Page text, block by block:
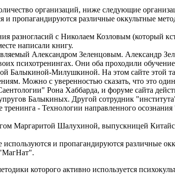
организаций, ниже следующие
пропагандируются различные оккультные
с Николаем Козловым (который
написали книгу.
Александром Зеленцовым. Александр
психотренингах. Они оба проходили
Милушкиной. На этом сайте этой
Можно с уверенностью сказать, что это
Рона Хаббарда, и форуме сайта
Балыкиных. Другой сотрудник
тренинга - Технологии направленного
Маргаритой Шалухиной, выпускницей
и пропагандируются различные
"МагНат".
которого активно используется